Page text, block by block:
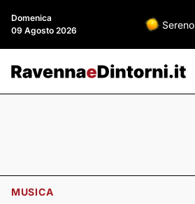
Domenica
09 Agosto 2026
Sereno
MUSICA